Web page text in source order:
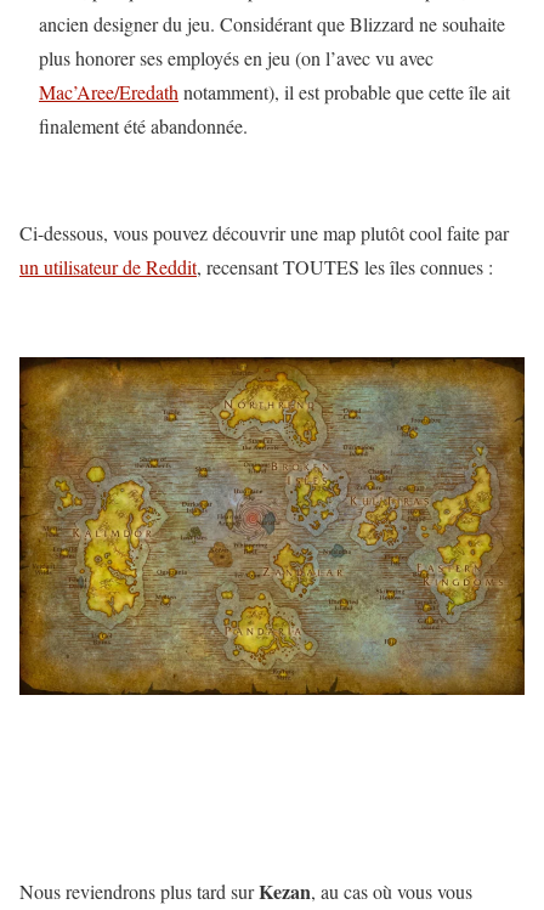
ancien designer du jeu. Considérant que Blizzard ne souhaite
plus honorer ses employés en jeu (on l’avec vu avec
Mac’Aree/Eredathnotamment), il est probable que cette île ait
finalement été abandonnée.
Ci-dessous, vous pouvez découvrir une map plutôt cool faite par
un utilisateur de Reddit, recensant TOUTES les îles connues :
Nous reviendrons plus tard surKezan, au cas où vous vous